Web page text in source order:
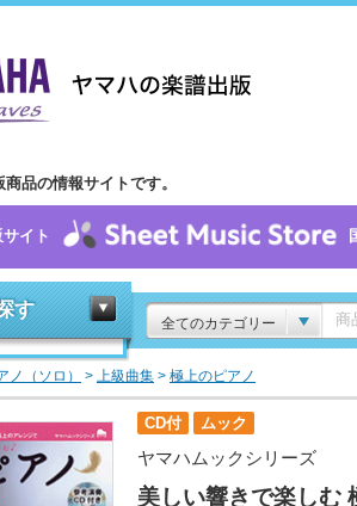
品の情報サイトです。
イト
す
全てのカテゴリー
ノ（ソロ） > 上級曲集 > 極上のピアノ
CD付 ムック
ヤマハムックシリーズ
美しい響きで楽しむ